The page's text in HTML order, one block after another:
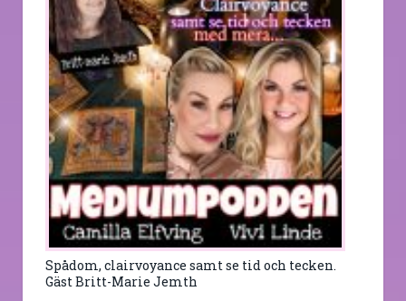
Spådom, clairvoyance samt se tid och tecken.
Gäst Britt-Marie Jemth